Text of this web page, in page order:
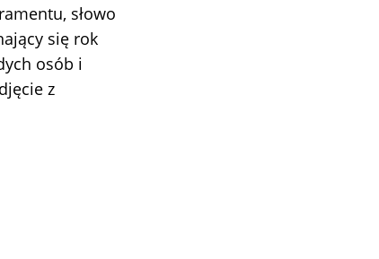
słowo
się rok
osób i
z